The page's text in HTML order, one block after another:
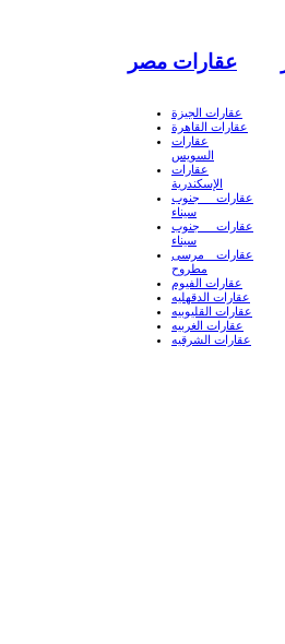
عقارات مصر
عقارات الجيزة
عقارات القاهرة
عقارات
السويس
عقارات
الإسكندرية
عقارات جنوب
سيناء
عقارات جنوب
سيناء
عقارات مرسى
مطروح
عقارات الفيوم
عقارات الدقهليه
عقارات القليوبيه
عقارات الغربيه
عقارات الشرقيه